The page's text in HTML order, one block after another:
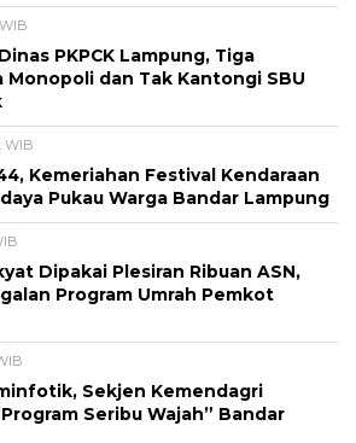
PKPCK Lampung, Tiga
dan Tak Kantongi SBU
WIB
Kemeriahan Festival Kendaraan
Pukau Warga Bandar Lampung
Dipakai Plesiran Ribuan ASN,
Program Umrah Pemkot
Sekjen Kemendagri
Seribu Wajah” Bandar